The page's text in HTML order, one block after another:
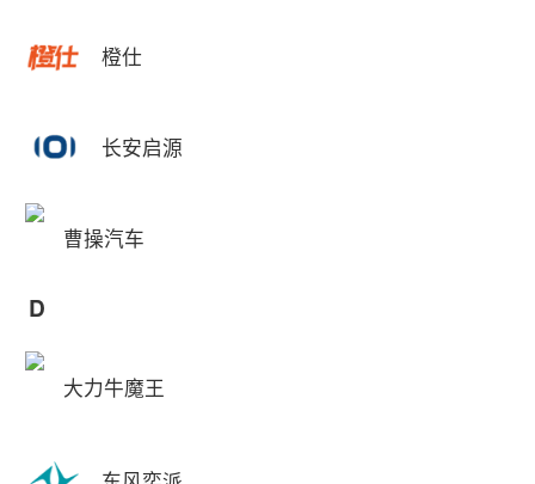
橙仕
长安启源
曹操汽车
D
大力牛魔王